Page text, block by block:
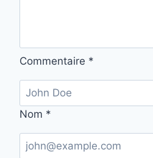
Commentaire *
Nom *